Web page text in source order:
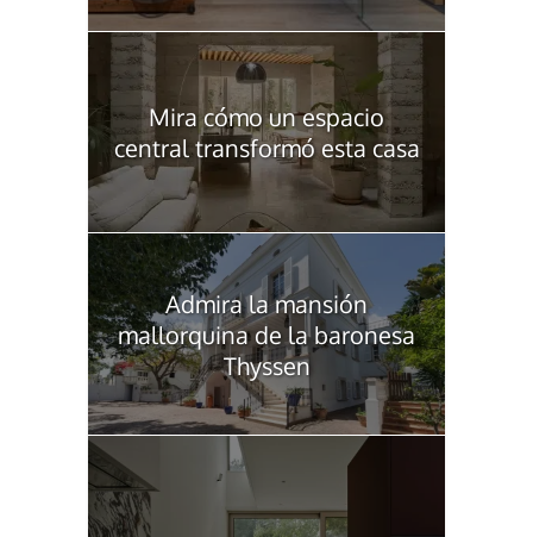
Mira cómo un espacio
central transformó esta casa
Admira la mansión
mallorquina de la baronesa
Thyssen